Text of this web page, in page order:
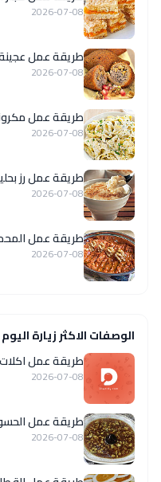
2026-07-08
طريقة عمل
2026-07-08
طريقة عمل
2026-07-08
طريقة عمل رز بحليب
2026-07-08
طريقة عمل
2026-07-08
الوصفات الاكثر زيارة اليوم
طريقة عمل
2026-07-08
طريقة عمل الحسو
2026-07-08